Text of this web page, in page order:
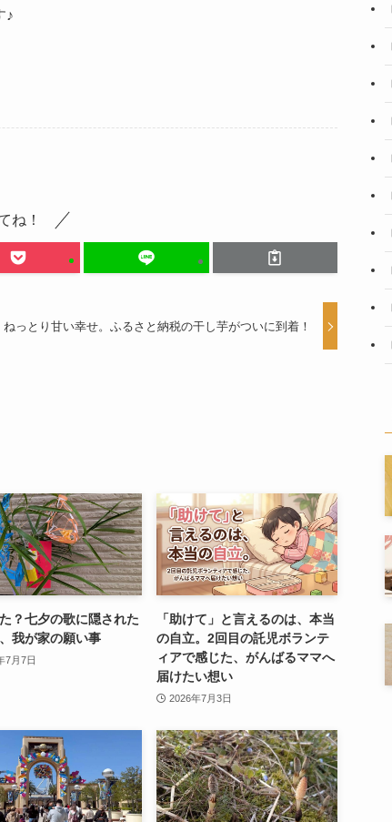
♪
ね！
ねっとり甘い幸せ。ふるさと納税の干し芋がついに到着！
？七夕の歌に隠された
我が家の願い事
7月7日
「助けて」と言えるのは、本当
の自立。2回目の託児ボランテ
ィアで感じた、がんばるママへ
届けたい想い
2026年7月3日